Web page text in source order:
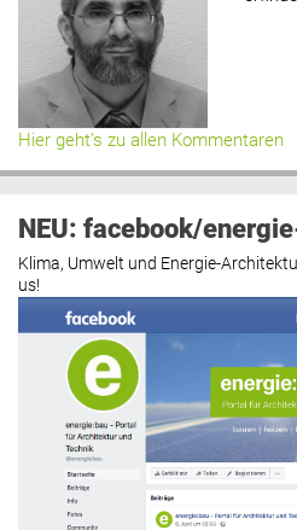
Hier geht’s zu allen Kommentaren
NEU: facebook/
Klima, Umwelt und Energie-
us!